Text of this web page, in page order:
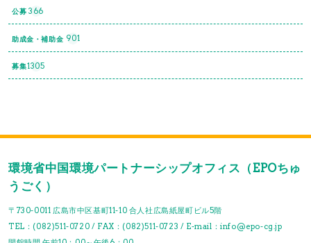
公募 366
助成金・補助金 901
募集1305
環境省中国環境パートナーシップオフィス（EPOちゅ
うごく）
〒730-0011 広島市中区基町11-10 合人社広島紙屋町ビル5階
TEL：(082)511-0720 / FAX：(082)511-0723 / E-mail：info@epo-cg.jp